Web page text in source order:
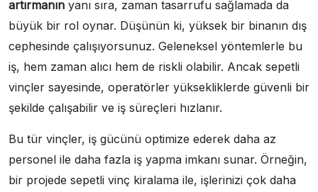
artırmanın yanı sıra, zaman tasarrufu sağlamada da
büyük bir rol oynar. Düşünün ki, yüksek bir binanın dış
cephesinde çalışıyorsunuz. Geleneksel yöntemlerle bu
iş, hem zaman alıcı hem de riskli olabilir. Ancak sepetli
vinçler sayesinde, operatörler yüksekliklerde güvenli bir
şekilde çalışabilir ve iş süreçleri hızlanır.
Bu tür vinçler, iş gücünü optimize ederek daha az
personel ile daha fazla iş yapma imkanı sunar. Örneğin,
bir projede sepetli vinç kiralama ile, işlerinizi çok daha